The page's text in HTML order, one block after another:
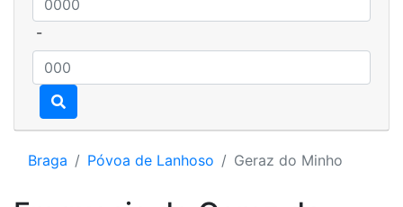
-
Braga Póvoa de Lanhoso Geraz do Minho